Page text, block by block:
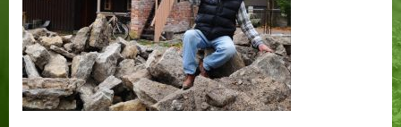
русским
Эстонии